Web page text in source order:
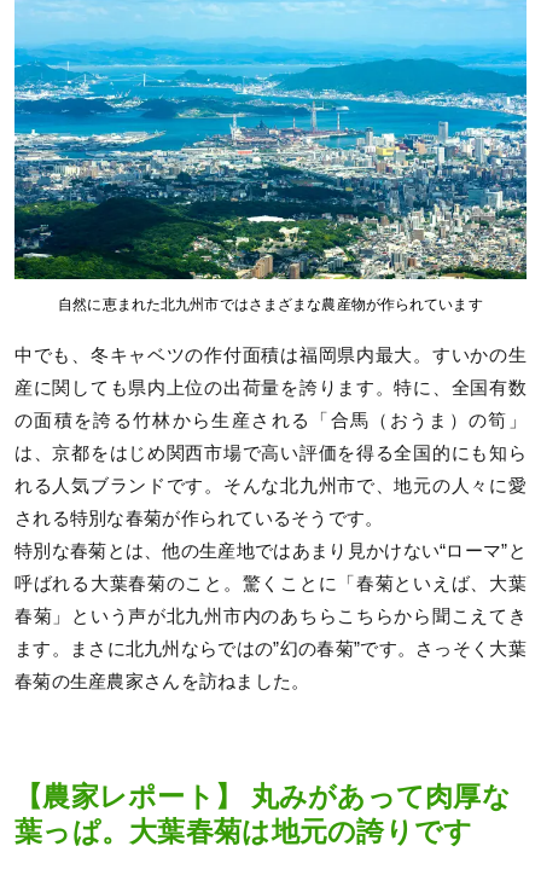
自然に恵まれた北九州市ではさまざまな農産物が作られています
中でも、冬キャベツの作付面積は福岡県内最大。すいかの生
産に関しても県内上位の出荷量を誇ります。特に、全国有数
の面積を誇る竹林から生産される「合馬（おうま）の筍」
は、京都をはじめ関西市場で高い評価を得る全国的にも知ら
れる人気ブランドです。そんな北九州市で、地元の人々に愛
される特別な春菊が作られているそうです。
特別な春菊とは、他の生産地ではあまり見かけない“ローマ”と
呼ばれる大葉春菊のこと。驚くことに「春菊といえば、大葉
春菊」という声が北九州市内のあちらこちらから聞こえてき
ます。まさに北九州ならではの”幻の春菊”です。さっそく大葉
春菊の生産農家さんを訪ねました。
【農家レポート】 丸みがあって肉厚な
葉っぱ。大葉春菊は地元の誇りです